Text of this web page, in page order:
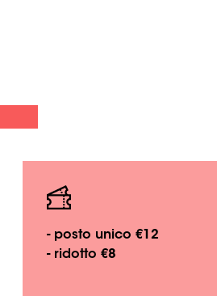
- posto unico €12
- ridotto €8